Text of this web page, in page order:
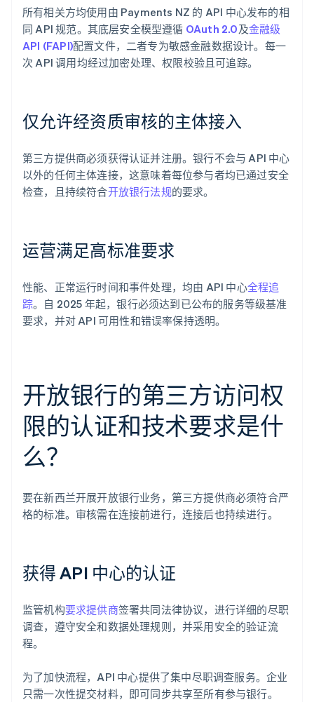
所有相关方均使用由 Payments NZ 的 API 中心发布的相
同 API 规范。其底层安全模型遵循 OAuth 2.0及金融级
API (FAPI)配置文件，二者专为敏感金融数据设计。每一
次 API 调用均经过加密处理、权限校验且可追踪。
仅允许经资质审核的主体接入
第三方提供商必须获得认证并注册。银行不会与 API 中心
以外的任何主体连接，这意味着每位参与者均已通过安全
检查，且持续符合开放银行法规的要求。
运营满足高标准要求
性能、正常运行时间和事件处理，均由 API 中心全程追
踪。自 2025 年起，银行必须达到已公布的服务等级基准
要求，并对 API 可用性和错误率保持透明。
开放银行的第三方访问权
限的认证和技术要求是什
么？
要在新西兰开展开放银行业务，第三方提供商必须符合严
格的标准。审核需在连接前进行，连接后也持续进行。
获得 API 中心的认证
监管机构要求提供商签署共同法律协议，进行详细的尽职
调查，遵守安全和数据处理规则，并采用安全的验证流
程。
为了加快流程，API 中心提供了集中尽职调查服务。企业
只需一次性提交材料，即可同步共享至所有参与银行。